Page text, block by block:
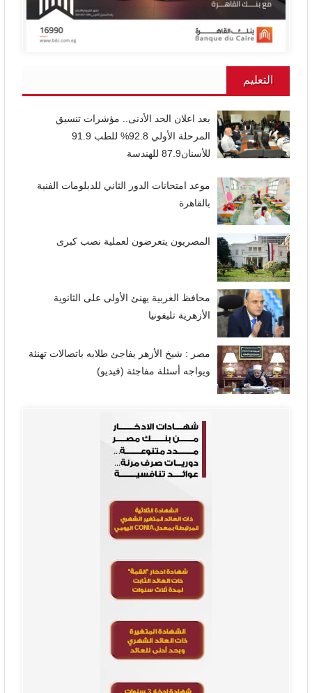
التعليم
بعد اعلان الحد الأدنى.. مؤشرات تنسيق
المرحلة الأولي 92.8% للطب 91.9
للأسنان87.9 للهندسة
موعد امتحانات الدور الثاني للدبلومات الفنية
بالقاهرة
المصريون يتعرضون لعملية نصب كبرى
محافظ الغربية يهنئ الأولى على الثانوية
الأزهرية تليفونيا
مصر : شيخ الأزهر يفاجئ طلابه باتصالات تهنئة
ويواجه أسئلة مفاجئة (فيديو)